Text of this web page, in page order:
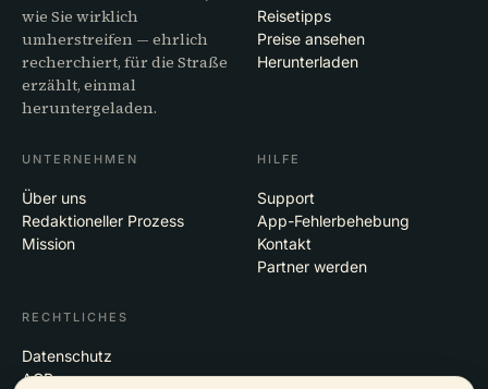
wie Sie wirklich
umherstreifen — ehrlich
recherchiert, für die Straße
erzählt, einmal
heruntergeladen.
Reisetipps
Preise ansehen
Herunterladen
UNTERNEHMEN
Über uns
Redaktioneller Prozess
Mission
HILFE
Support
App-Fehlerbehebung
Kontakt
Partner werden
RECHTLICHES
Datenschutz
AGB